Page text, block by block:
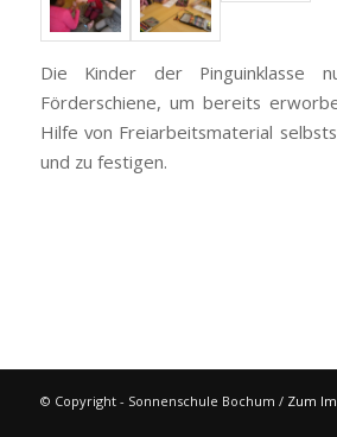
Die Kinder der Pinguinklasse
Förderschiene, um bereits
Hilfe von Freiarbeitsmaterial
und zu festigen.
© Copyright - Sonnenschule Bochum / Zum